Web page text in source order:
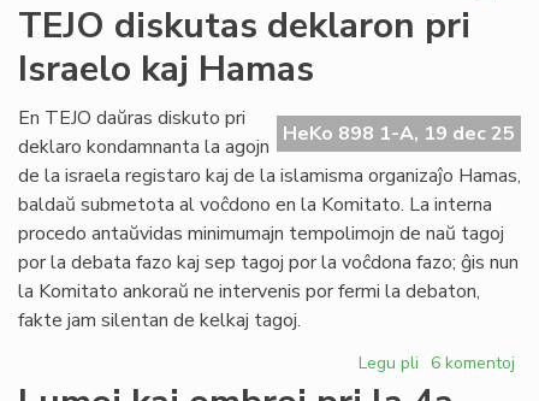
TEJO diskutas deklaron pri
Israelo kaj Hamas
HeKo 898 1-A, 19 dec 25
En TEJO daŭras diskuto pri
deklaro kondamnanta la agojn
de la israela registaro kaj de la islamisma organizaĵo Hamas,
baldaŭ submetota al voĉdono en la Komitato. La interna
procedo antaŭvidas minimumajn tempolimojn de naŭ tagoj
por la debata fazo kaj sep tagoj por la voĉdona fazo; ĝis nun
la Komitato ankoraŭ ne intervenis por fermi la debaton,
fakte jam silentan de kelkaj tagoj.
Legu pli pri
TEJO
6 komentoj